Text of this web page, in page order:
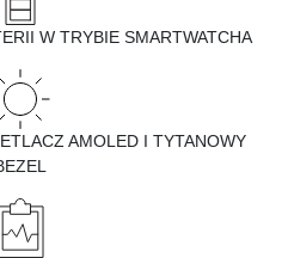
W TRYBIE SMARTWATCHA
AMOLED I TYTANOWY